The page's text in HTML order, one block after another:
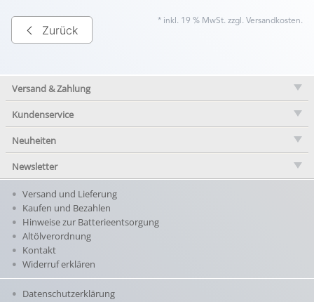
Zurück
* inkl. 19 % MwSt. zzgl. Versandkosten.
Versand & Zahlung
Kundenservice
Neuheiten
Newsletter
Versand und Lieferung
Kaufen und Bezahlen
Hinweise zur Batterieentsorgung
Altölverordnung
Kontakt
Widerruf erklären
Datenschutzerklärung